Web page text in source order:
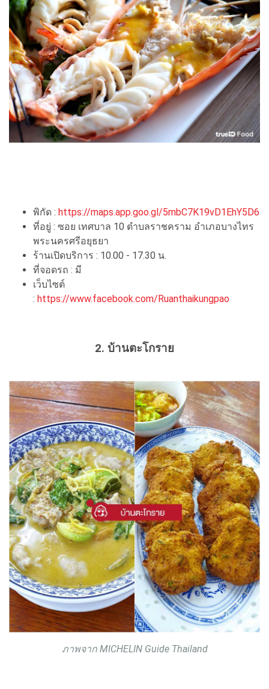
พิกัด : https://maps.app.goo.gl/5mbC7K19vD1EhY5D6
ที่อยู่ : ซอย เทศบาล 10 ตำบลราชคราม อำเภอบางไทร
พระนครศรีอยุธยา
ร้านเปิดบริการ : 10.00 - 17.30 น.
ที่จอดรถ : มี
เว็บไซต์
: https://www.facebook.com/Ruanthaikungpao
2. บ้านตะโกราย
ภาพจาก MICHELIN Guide Thailand